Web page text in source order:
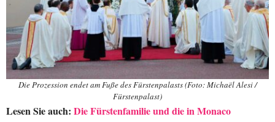
Die Prozession endet am Fuße des Fürstenpalasts (Foto: Michaël Alesi /
Fürstenpalast)
Lesen Sie auch: Die Fürstenfamilie und die in Monaco